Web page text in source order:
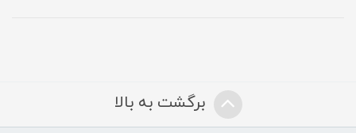
برگشت به بالا